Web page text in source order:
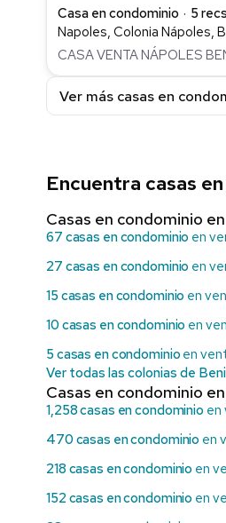
Casa en condominio
5
Napoles, Colonia Nápoles,
CASA VENTA NÁPOLES
Ver más casas en
Encuentra casas
Casas en condominio
67 casas en condominio en
27 casas en condominio en
15 casas en condominio en
10 casas en condominio en
5 casas en condominio en
Ver todas las colonias de
Casas en condominio
1,258 casas en condominio en
470 casas en condominio en
218 casas en condominio en
152 casas en condominio en